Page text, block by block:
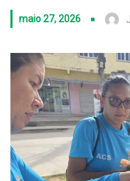
maio 27, 2026